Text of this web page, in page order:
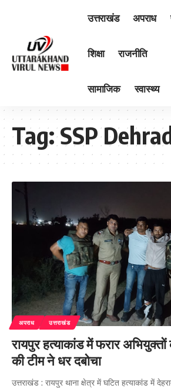
उत्तराखंड अपराध
शिक्षा राजनीति
सामाजिक स्वास्थ्य
Tag:SSP
अपराध उत्तराखंड
रायपुर हत्याकांड में फरार
की टीम ने धर दबोचा
उत्तराखंड : रायपुर थाना क्षेत्र में घटित हत्याकांड में